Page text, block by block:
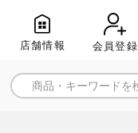
店舗情報 会員登録